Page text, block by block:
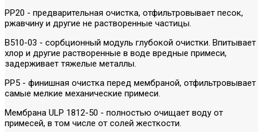
PP20 - предварительная очистка, отфильтровывает песок,
ржавчину и другие не растворенные частицы.
B510-03 - сорбционный модуль глубокой очистки. Впитывает
хлор и другие растворенные в воде вредные примеси,
задерживает тяжелые металлы.
PP5 - финишная очистка перед мембраной, отфильтровывает
самые мелкие механические примеси.
Мембрана ULP 1812-50 - полностью очищает воду от
примесей, в том числе от солей жесткости.